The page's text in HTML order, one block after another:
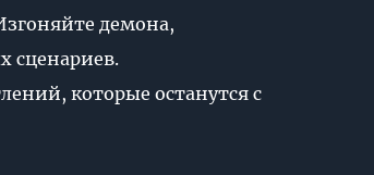
демона,
сценариев.
которые останутся с